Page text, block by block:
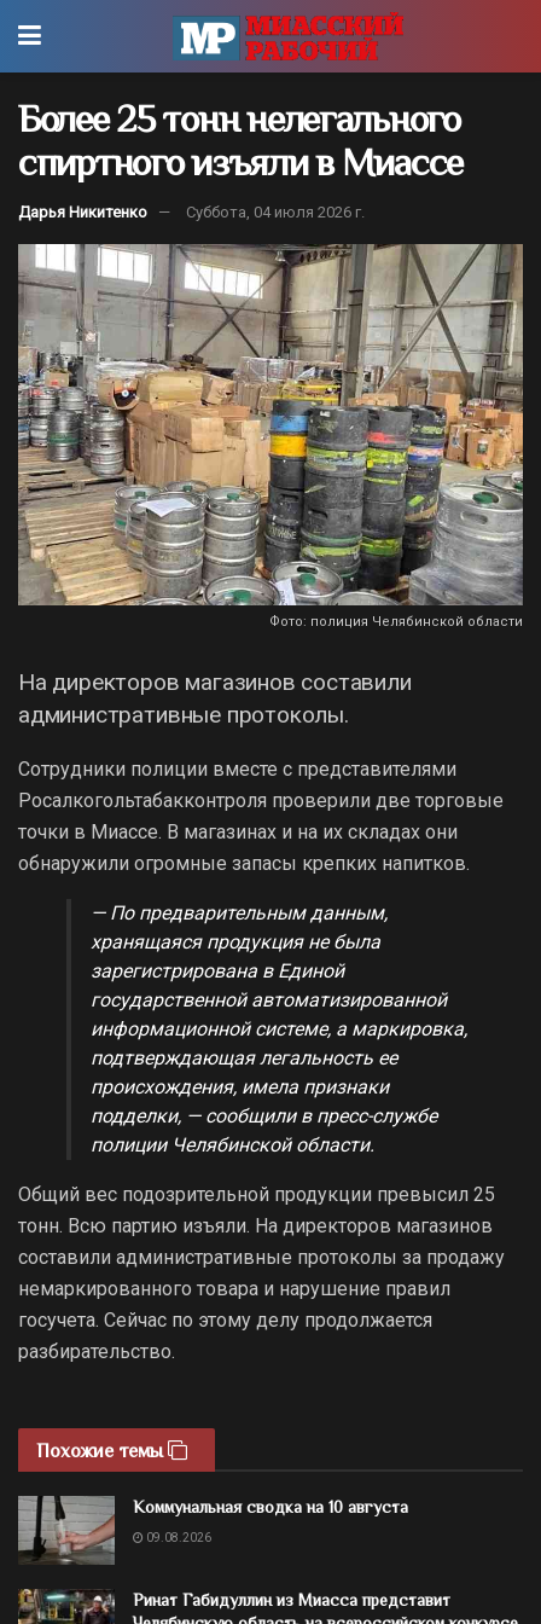
Более 25 тонн нелегального
спиртного изъяли в Миассе
Дарья Никитенко Суббота, 04 июля 2026 г.
Фото: полиция Челябинской области
На директоров магазинов составили
административные протоколы.
Сотрудники полиции вместе с представителями
Росалкогольтабакконтроля проверили две торговые
точки в Миассе. В магазинах и на их складах они
обнаружили огромные запасы крепких напитков.
— По предварительным данным,
хранящаяся продукция не была
зарегистрирована в Единой
государственной автоматизированной
информационной системе, а маркировка,
подтверждающая легальность ее
происхождения, имела признаки
подделки, — сообщили в пресс-службе
полиции Челябинской области.
Общий вес подозрительной продукции превысил 25
тонн. Всю партию изъяли. На директоров магазинов
составили административные протоколы за продажу
немаркированного товара и нарушение правил
госучета. Сейчас по этому делу продолжается
разбирательство.
Похожие темы
Коммунальная сводка на 10 августа
09.08.2026
Ринат Габидуллин из Миасса представит